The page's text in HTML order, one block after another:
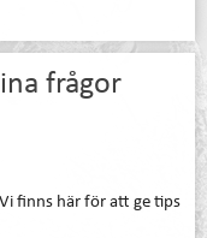
frågor
finns här för att ge tips